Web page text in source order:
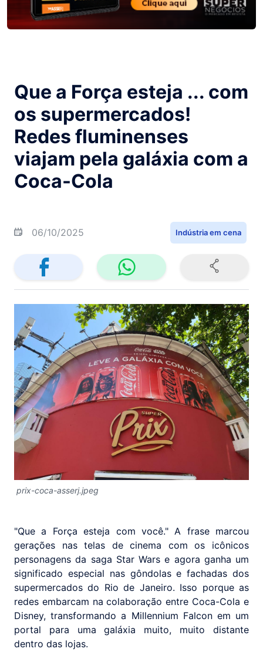
Que a Força esteja ... com
os supermercados!
Redes fluminenses
viajam pela galáxia com a
Coca-Cola
06/10/2025 Indústria em cena
prix-coca-asserj.jpeg
"Que a Força esteja com você." A frase marcou
gerações nas telas de cinema com os icônicos
personagens da saga Star Wars e agora ganha um
significado especial nas gôndolas e fachadas dos
supermercados do Rio de Janeiro. Isso porque as
redes embarcam na colaboração entre Coca-Cola e
Disney, transformando a Millennium Falcon em um
portal para uma galáxia muito, muito distante
dentro das lojas.